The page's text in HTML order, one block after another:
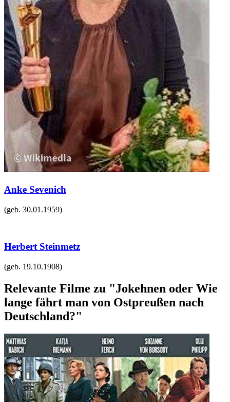
Anke Sevenich
(geb. 30.01.1959)
Herbert Steinmetz
(geb. 19.10.1908)
Relevante Filme zu "Jokehnen oder Wie
lange fährt man von Ostpreußen nach
Deutschland?"